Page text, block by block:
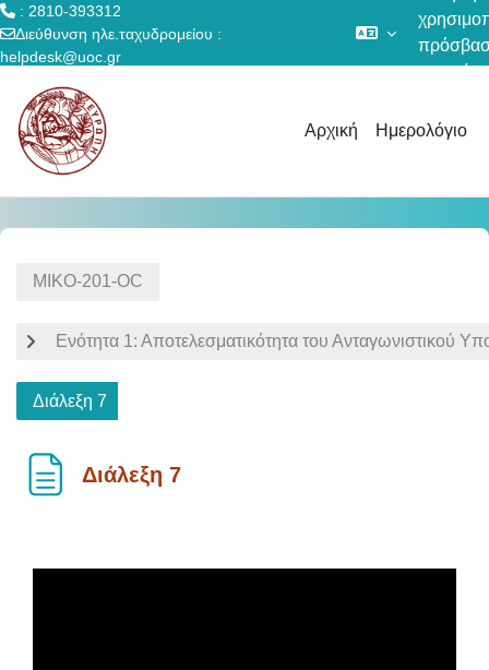
: 2810-393312
Διεύθυνση ηλε.ταχυδρομείου :
helpdesk@uoc.gr
Αρχική Ημερολόγιο
MIKO-201-OC
Ενότητα 1: Αποτελεσματικότητα του Ανταγωνιστικού
Διάλεξη 7
Διάλεξη 7